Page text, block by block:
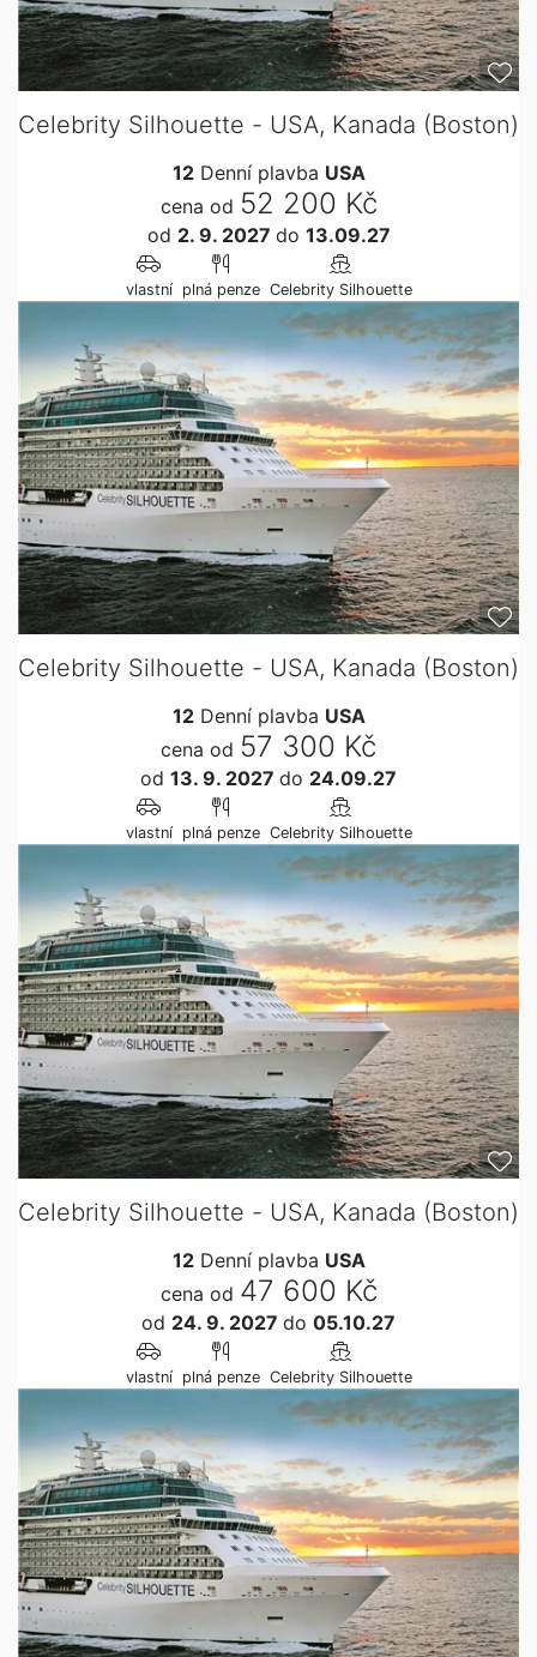
Celebrity Silhouette - USA, Kanada (Boston)
12Denní plavba USA
cena od 52 200 Kč
od 2. 9. 2027 do 13.09.27
vlastní plná penze Celebrity Silhouette
Celebrity Silhouette - USA, Kanada (Boston)
12Denní plavba USA
cena od 57 300 Kč
od 13. 9. 2027 do 24.09.27
vlastní plná penze Celebrity Silhouette
Celebrity Silhouette - USA, Kanada (Boston)
12Denní plavba USA
cena od 47 600 Kč
od 24. 9. 2027 do 05.10.27
vlastní plná penze Celebrity Silhouette